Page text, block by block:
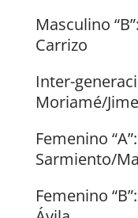
Masculino
Carrizo
Inter-
Moriamé/
Femenino
Sarmiento/
Femenino